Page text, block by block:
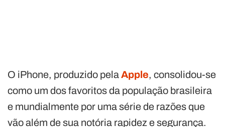
O iPhone, produzido pelaApple, consolidou-se
como um dos favoritos da população brasileira
e mundialmente por uma série de razões que
vão além de sua notória rapidez e segurança.